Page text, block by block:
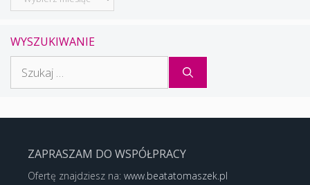
WYSZUKIWANIE
ZAPRASZAM DO WSPÓŁPRACY
Ofertę znajdziesz na: www.beatatomaszek.pl